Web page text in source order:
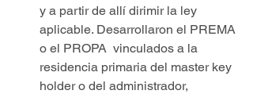
y a partir de allí dirimir la ley
aplicable. Desarrollaron el PREMA
o el PROPA  vinculados a la
residencia primaria del master key
holder o del administrador,